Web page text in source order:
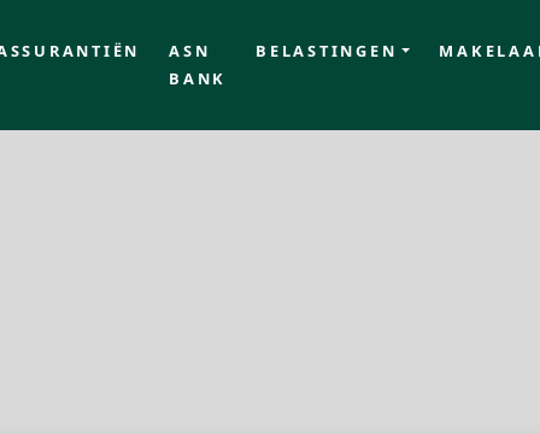
ASN
BANK
BELASTINGEN